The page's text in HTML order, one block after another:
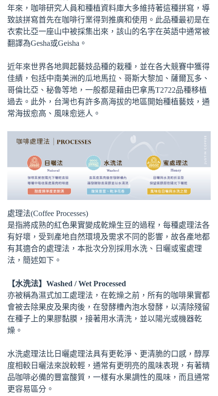
年來，咖啡研究人員和種植資料庫大多維持著這種拼寫，導
致該拼寫首先在咖啡行業得到推廣和使用。此品種最初是在
衣索比亞一座山中被採集出來，該山的名字在英語中通常被
翻譯為Gesha或Geisha。
近年來世界各地興起藝妓品種的栽種，並在各大競賽中獲得
佳績，包括中南美洲的瓜地馬拉、哥斯大黎加、薩爾瓦多、
哥倫比亞、秘魯等地，一般都是藉由巴拿馬T2722品種移植
過去。此外，台灣也有許多高海拔的地區開始種植藝妓，通
常海拔愈高、風味愈迷人。
處理法(Coffee Processes)
是指將成熟的紅色果實變成乾燥生豆的過程，每種處理法各
有好壞，受到產地自然環境及需求不同的影響，故各產地都
有其適合的處理法，本批次分別採用水洗、日曬或蜜處理
法，簡述如下。
【水洗法】Washed / Wet Processed
亦被稱為濕式加工處理法，在乾燥之前，所有的咖啡果實都
會被去除果皮及果肉後，在發酵槽內泡水發酵，以清除殘留
在種子上的果膠黏膜，接著用水清洗，並以陽光或機器乾
燥。
水洗處理法比日曬處理法具有更乾淨、更清脆的口感，醇厚
度相較日曬法來說較輕，通常有更明亮的風味表現，有著精
品咖啡必備的豐富酸質，一樣有水果調性的風味，而且通常
更容易區分。